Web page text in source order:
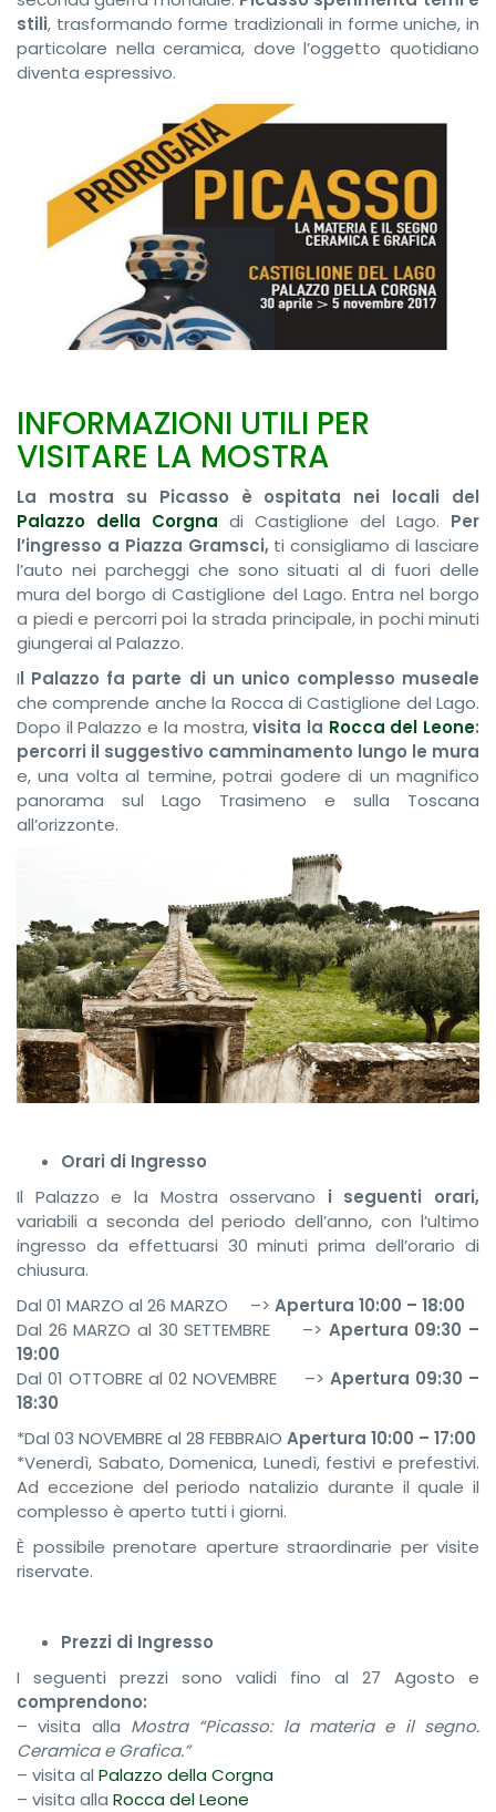
stili, trasformando forme tradizionali in forme uniche, in
particolare nella ceramica, dove l’oggetto quotidiano
diventa espressivo.
INFORMAZIONI UTILI PER
VISITARE LA MOSTRA
La mostra su Picasso è ospitata nei locali del
Palazzo della Corgna di Castiglione del Lago. Per
l’ingresso a Piazza Gramsci,ti consigliamo di lasciare
l’auto nei parcheggi che sono situati al di fuori delle
mura del borgo di Castiglione del Lago. Entra nel borgo
a piedi e percorri poi la strada principale, in pochi minuti
giungerai al Palazzo.
Il Palazzo fa parte di un unico complesso museale
che comprende anche la Rocca di Castiglione del Lago.
Dopo il Palazzo e la mostra,visita la Rocca del Leone:
percorri il suggestivo camminamento lungo le mura
e, una volta al termine, potrai godere di un magnifico
panorama sul Lago Trasimeno e sulla Toscana
all’orizzonte.
Orari di Ingresso
Il Palazzo e la Mostra osservano i seguenti orari,
variabili a seconda del periodo dell’anno, con l’ultimo
ingresso da effettuarsi 30 minuti prima dell’orario di
chiusura.
Dal 01 MARZO al 26 MARZO –> Apertura 10:00 – 18:00
Dal 26 MARZO al 30 SETTEMBRE –> Apertura 09:30 –
19:00
Dal 01 OTTOBRE al 02 NOVEMBRE –> Apertura 09:30 –
18:30
*Dal 03 NOVEMBRE al 28 FEBBRAIO Apertura 10:00 – 17:00
*Venerdì, Sabato, Domenica, Lunedì, festivi e prefestivi.
Ad eccezione del periodo natalizio durante il quale il
complesso è aperto tutti i giorni.
È possibile prenotare aperture straordinarie per visite
riservate.
Prezzi di Ingresso
I seguenti prezzi sono validi fino al 27 Agosto e
comprendono:
– visita alla Mostra “Picasso: la materia e il segno.
Ceramica e Grafica.”
– visita al Palazzo della Corgna
– visita alla Rocca del Leone